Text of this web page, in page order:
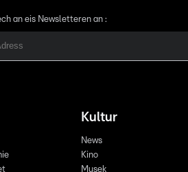
an eis Newsletteren an :
Kultur
News
Kino
Musek